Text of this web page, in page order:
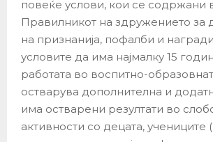
повеќе услови, кои се содржани
Правилникот на здружението за
на признанија, пофалби и
условите да има најмалку 15
работата во воспитно-
остварува дополнителна и
има остварени резултати во
активности со децата, учениците